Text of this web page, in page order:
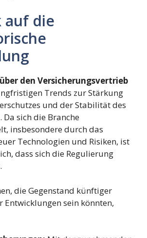
auf die
den Versicherungsvertrieb
Trends zur Stärkung
und der Stabilität des
Da sich die Branche
insbesondere durch das
Technologien und Risiken, ist
dass sich die Regulierung
die Gegenstand künftiger
Entwicklungen sein könnten,